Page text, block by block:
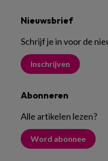
Nieuwsbrief
Schrijf je in voor de
Inschrijven
Abonneren
Alle artikelen lezen?
Word abonnee